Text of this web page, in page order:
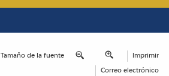
Tamaño de la fuente Imprimir
Correo electrónico